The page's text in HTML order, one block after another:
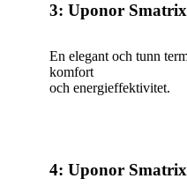
3: Uponor
En elegant och tunn
komfort
och energieffektivitet.
4: Uponor